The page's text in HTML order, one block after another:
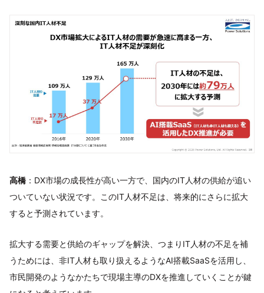
高橋 ：DX市場の成長性が高い一方で、国内のIT人材の供給が追い
ついていない状況です。このIT人材不足は、将来的にさらに拡大
すると予測されています。
拡大する需要と供給のギャップを解決、つまりIT人材の不足を補
うためには、非IT人材も取り扱えるようなAI搭載SaaSを活用し、
市民開発のようなかたちで現場主導のDXを推進していくことが鍵